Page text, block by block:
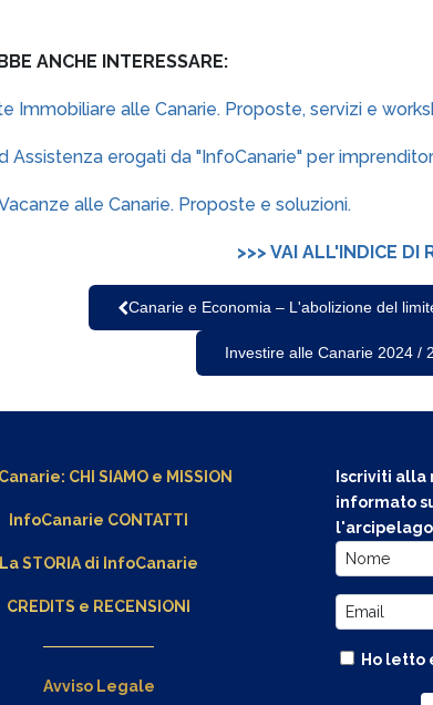
ANCHE INTERESSARE:
Immobiliare alle Canarie. Proposte, servizi e
Assistenza erogati da "InfoCanarie" per
alle Canarie. Proposte e soluzioni.
>>> VAI ALL'INDICE DI
Canarie e Economia – L'abolizione del
Investire alle Canarie 2024 /
CHI SIAMOe MISSION
InfoCanarie CONTATTI
La STORIA di InfoCanarie
CREDITS e RECENSIONI
Avviso Legale
Iscriviti
informato
Ho letto